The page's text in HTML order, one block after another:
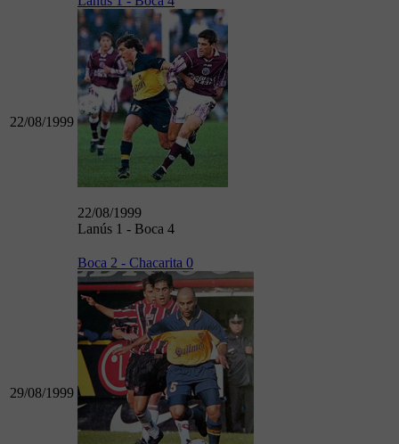
22/08/1999
22/08/1999
Lanús 1 - Boca 4
29/08/1999
Boca 2 - Chacarita 0